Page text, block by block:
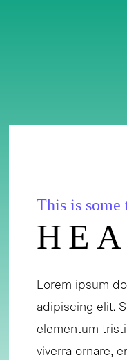
This is
Lorem ipsum
adipiscing elit.
elementum
viverra ornare,